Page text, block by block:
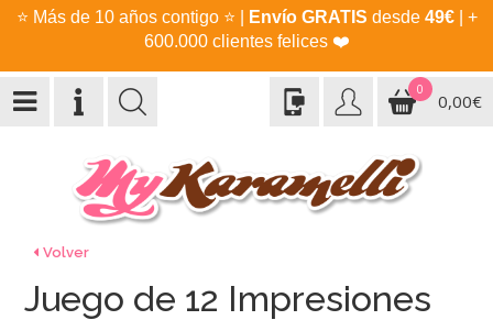
⭐ Más de 10 años contigo ⭐ Envío GRATIS desde 49€| +
600.000 clientes felices ❤️
0
0,00€
Volver
Juego de 12 Impresiones